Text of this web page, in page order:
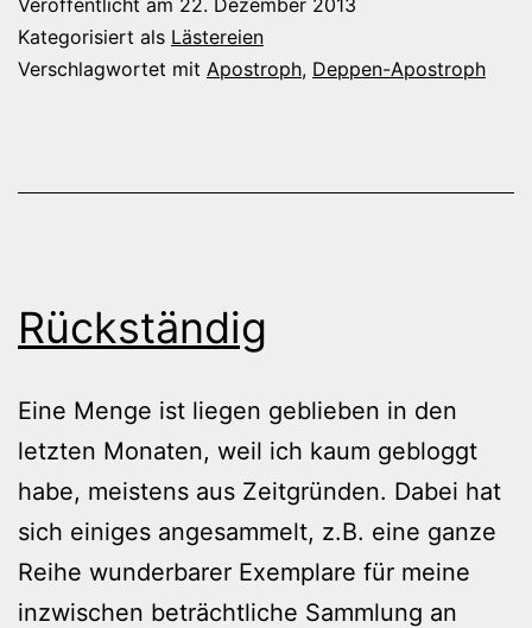
Kategorisiert als Lästereien
Verschlagwortet mit Apostroph, Deppen-Apostroph
Rückständig
Eine Menge ist liegen geblieben in den
letzten Monaten, weil ich kaum gebloggt
habe, meistens aus Zeitgründen. Dabei hat
sich einiges angesammelt, z.B. eine ganze
Reihe wunderbarer Exemplare für meine
inzwischen beträchtliche Sammlung an